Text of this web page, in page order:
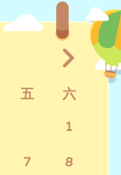
五 六
1
7 8